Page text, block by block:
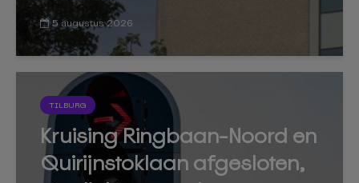
5 augustus 2026
TILBURG
Kruising Ringbaan-Noord en
Quirijnstoklaan afgesloten,